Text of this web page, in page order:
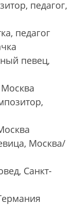
педагог,
педагог
певец,
Москва/
Санкт-